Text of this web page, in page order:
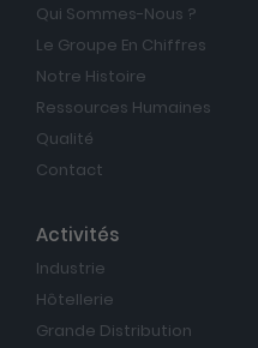
Qui Sommes-Nous ?
Le Groupe En Chiffres
Notre Histoire
Ressources Humaines
Qualité
Contact
Activités
Industrie
Hôtellerie
Grande Distribution